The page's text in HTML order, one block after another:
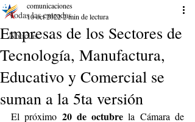
Todas las entradas
Noticias
Empresas de los Sectores de
Tecnología, Manufactura,
Educativo y Comercial se
suman a la 5ta versión
comunicaciones
10 oct 20222 min de lectura
El próximo 20 de octubre la Cámara de